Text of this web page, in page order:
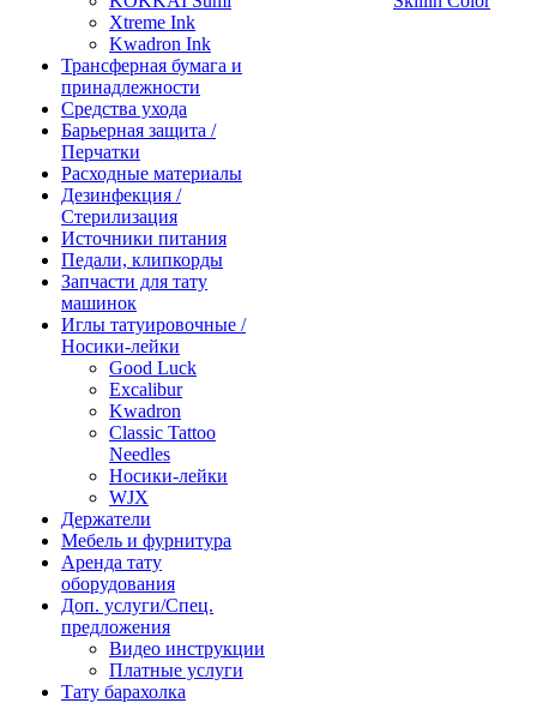
Xtreme Ink
Kwadron Ink
Трансферная бумага и
принадлежности
Средства ухода
Барьерная защита /
Перчатки
Расходные материалы
Дезинфекция /
Стерилизация
Источники питания
Педали, клипкорды
Запчасти для тату
машинок
Иглы татуировочные /
Носики-лейки
Good Luck
Excalibur
Kwadron
Classic Tattoo
Needles
Носики-лейки
WJX
Держатели
Мебель и фурнитура
Аренда тату
оборудования
Доп. услуги/Спец.
предложения
Видео инструкции
Платные услуги
Тату барахолка